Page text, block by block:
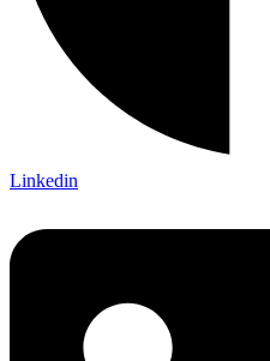
Linkedin